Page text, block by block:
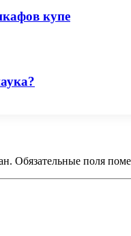
купе
Обязательные поля